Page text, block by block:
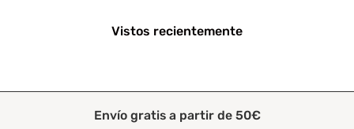
Vistos recientemente
Envío gratis a partir de 50€